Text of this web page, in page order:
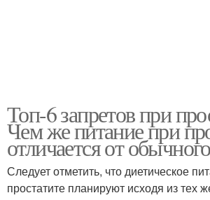
Топ-6 запретов при
Чем же питание при
отличается от
Следует отметить, что диетическое
простатите планируют исходя из тех